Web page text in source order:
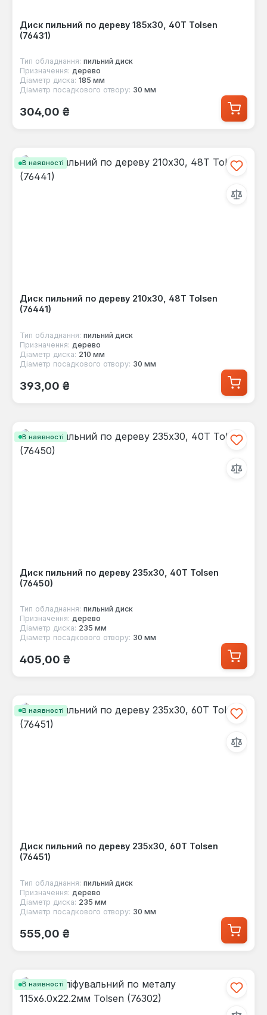
Диск пильний по дереву 185x30, 40Т Tolsen
(76431)
Тип обладнання: пильний диск
Призначення: дерево
Діаметр диска: 185 мм
Діаметр посадкового отвору: 30 мм
Звичайна ціна:
304,00 ₴
В наявності
Диск пильний по дереву 210x30, 48Т Tolsen
(76441)
Тип обладнання: пильний диск
Призначення: дерево
Діаметр диска: 210 мм
Діаметр посадкового отвору: 30 мм
Звичайна ціна:
393,00 ₴
В наявності
Диск пильний по дереву 235x30, 40Т Tolsen
(76450)
Тип обладнання: пильний диск
Призначення: дерево
Діаметр диска: 235 мм
Діаметр посадкового отвору: 30 мм
Звичайна ціна:
405,00 ₴
В наявності
Диск пильний по дереву 235x30, 60Т Tolsen
(76451)
Тип обладнання: пильний диск
Призначення: дерево
Діаметр диска: 235 мм
Діаметр посадкового отвору: 30 мм
Звичайна ціна:
555,00 ₴
В наявності